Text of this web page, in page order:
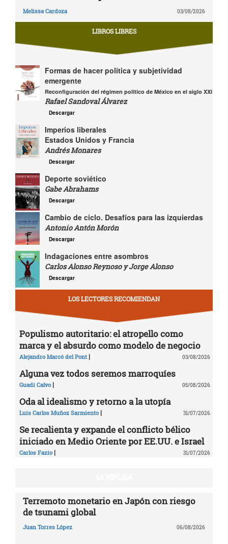
Melissa Cardoza 03/08/2026
LIBROS LIBRES
Formas de hacer política y subjetividad
emergente
Reconfiguración del régimen político de México en el siglo XXI
Rafael Sandoval Álvarez
Descargar
Imperios liberales
Estados Unidos y Francia
Andrés Monares
Descargar
Deporte soviético
Gabe Abrahams
Descargar
Cambio de ciclo. Desafíos para las izquierdas
Antonio Antón Morón
Descargar
Indagaciones entre asombros
Carlos Alonso Reynoso y Jorge Alonso
Descargar
LOS LECTORES RECOMIENDAN
Populismo autoritario: el atropello como
marca y el absurdo como modelo de negocio
Alejandro Marcó del Pont | 03/08/2026
Alguna vez todos seremos marroquíes
Guadi Calvo | 05/08/2026
Oda al idealismo y retorno a la utopía
Luis Carlos Muñoz Sarmiento | 31/07/2026
Se recalienta y expande el conflicto bélico
iniciado en Medio Oriente por EE.UU. e Israel
Carlos Fazio | 31/07/2026
Terremoto monetario en Japón con riesgo
de tsunami global
Juan Torres López 06/08/2026